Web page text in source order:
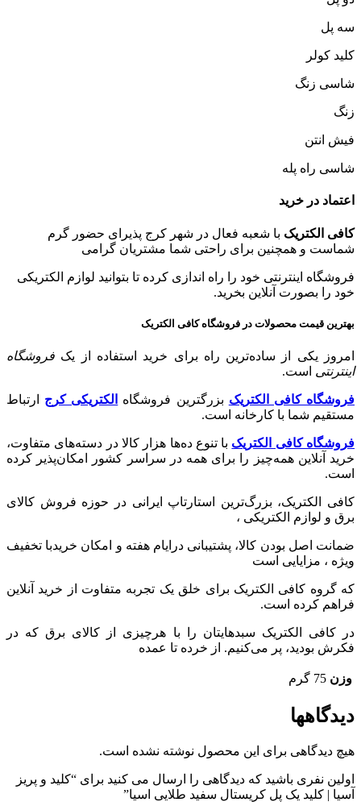
سه پل
کلید کولر
شاسی زنگ
زنگ
فیش انتن
شاسی راه پله
اعتماد در خرید
کافی الکتریک با شعبه فعال در شهر کرج پذیرای حضور گرم
شماست و همچنین برای راحتی شما مشتریان گرامی
فروشگاه اینترنتی خود را راه اندازی کرده تا بتوانید لوازم الکتریکی
خود را بصورت آنلاین بخرید.
بهترین قیمت محصولات در فروشگاه کافی الکتریک
امروز یکی از ساده‌ترین راه برای خرید استفاده از یک فروشگاه
اینترنتی است.
فروشگاه کافی الکتریک بزرگترین فروشگاه الکتریکی کرج ارتباط
مستقیم شما با کارخانه است.
فروشگاه کافی الکتریک با تنوع ده‌ها هزار کالا در دسته‌های متفاوت،
خرید آنلاین همه‌چیز را برای همه در سراسر کشور امکان‌پذیر کرده
است.
کافی الکتریک، بزرگ‌ترین استارتاپ ایرانی در حوزه فروش کالای
برق و لوازم الکتریکی ،‌
ضمانت اصل بودن کالا، پشتیبانی درایام هفته و امکان خریدبا تخفیف
ویژه ، مزایایی است
که گروه کافی الکتریک برای خلق یک تجربه متفاوت از خرید آنلاین
فراهم کرده است.
در کافی الکتریک سبدهایتان را با هرچیزی از کالای برق که در
فکرش بودید، پر می‌کنیم. از خرده تا عمده
وزن 75 گرم
دیدگاهها
هیچ دیدگاهی برای این محصول نوشته نشده است.
اولین نفری باشید که دیدگاهی را ارسال می کنید برای “کلید و پریز
آسیا | کلید یک پل کریستال سفید طلایی اسیا”